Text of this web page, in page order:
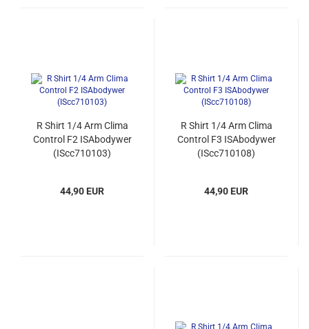
R Shirt 1/4 Arm Clima
Control F2 ISAbodywer
(IScc710103)
44,90 EUR
R Shirt 1/4 Arm Clima
Control F3 ISAbodywer
(IScc710108)
44,90 EUR